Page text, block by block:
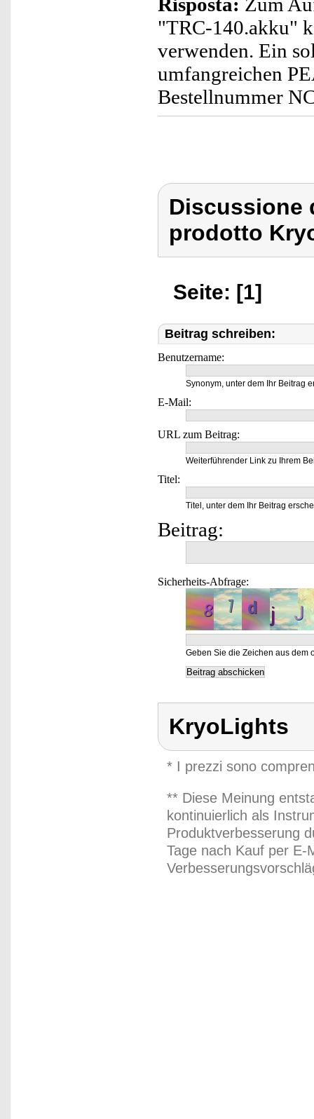
"TRC-140.akku"
verwenden. Ein
umfangreichen
Bestellnummer
Discussione
prodotto
Seite: [1]
Beitrag schreiben:
Benutzername:
Synonym, unter dem Ihr Beitrag
E-Mail:
URL zum Beitrag:
Weiterführender Link zu Ihrem
Titel:
Titel, unter dem Ihr Beitrag
Beitrag:
Sicherheits-Abfrage:
Geben Sie die Zeichen aus dem
KryoLights
* I prezzi sono
** Diese Meinung
kontinuierlich als
Produktverbesserung
Tage nach Kauf per E-